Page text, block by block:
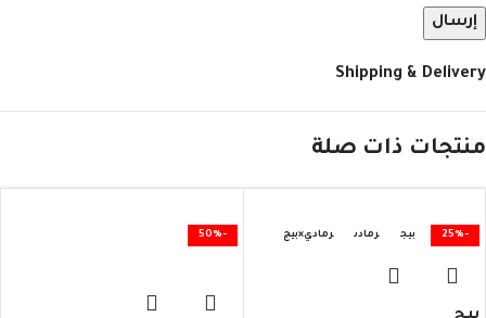
Shipping & Delivery
منتجات ذات صلة
-25% بيج رمادى رمادي×بيج -50%